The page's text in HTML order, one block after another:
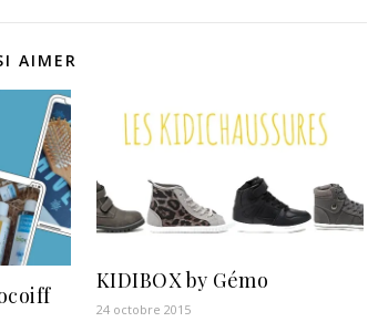
AIMER
KIDIBOX by Gémo
24 octobre 2015